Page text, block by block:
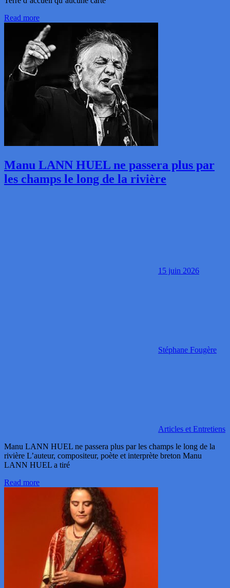
Read more
Manu LANN HUEL ne passera plus par
les champs le long de la rivière
15 juin 2026
Stéphane Fougère
Articles et Entretiens
Manu LANN HUEL ne passera plus par les champs le long de la
rivière L’auteur, compositeur, poète et interprète breton Manu
LANN HUEL a tiré
Read more